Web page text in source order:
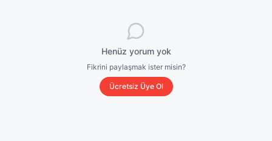
Henüz yorum yok
Fikrini paylaşmak ister misin?
Ücretsiz Üye Ol